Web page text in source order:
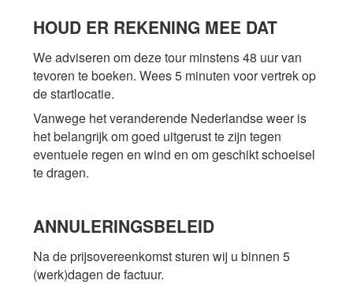
HOUD ER REKENING MEE DAT
We adviseren om deze tour minstens 48 uur van
tevoren te boeken. Wees 5 minuten voor vertrek op
de startlocatie.
Vanwege het veranderende Nederlandse weer is
het belangrijk om goed uitgerust te zijn tegen
eventuele regen en wind en om geschikt schoeisel
te dragen.
ANNULERINGSBELEID
Na de prijsovereenkomst sturen wij u binnen 5
(werk)dagen de factuur.